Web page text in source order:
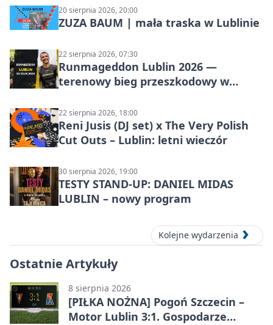
20 sierpnia 2026, 20:00
ZUZA BAUM | mała traska w Lublinie
22 sierpnia 2026, 07:30
Runmageddon Lublin 2026 —
terenowy bieg przeszkodowy w
22 sierpnia 2026, 18:00
Reni Jusis (DJ set) x The Very Polish
Cut Outs – Lublin: letni wieczór
30 sierpnia 2026, 19:00
TESTY STAND-UP: DANIEL MIDAS
LUBLIN – nowy program
Kolejne wydarzenia
Ostatnie Artykuły
8 sierpnia 2026
[PIŁKA NOŻNA] Pogoń Szczecin –
Motor Lublin 3:1. Gospodarze